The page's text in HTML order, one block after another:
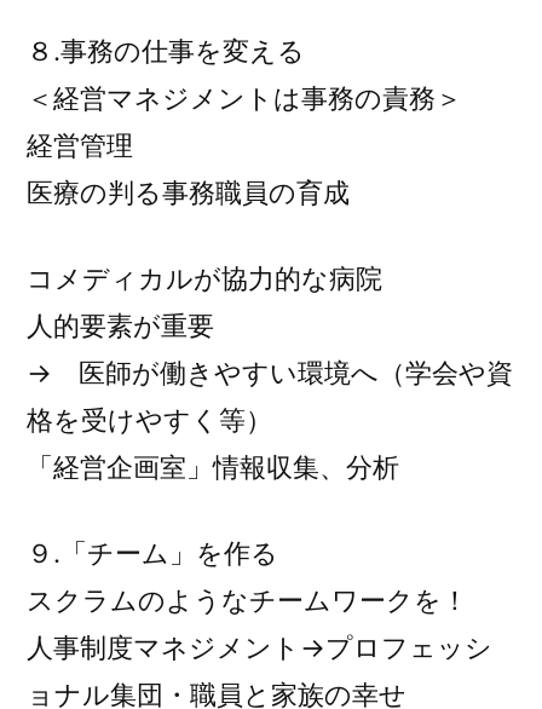
８.事務の仕事を変える
＜経営マネジメントは事務の責務＞
経営管理
医療の判る事務職員の育成
コメディカルが協力的な病院
人的要素が重要
→ 医師が働きやすい環境へ（学会や資
格を受けやすく等）
「経営企画室」情報収集、分析
９.「チーム」を作る
スクラムのようなチームワークを！
人事制度マネジメント→プロフェッシ
ョナル集団・職員と家族の幸せ